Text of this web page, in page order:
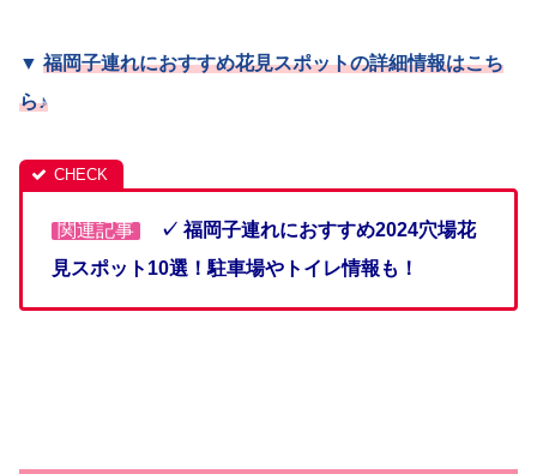
▼ 福岡子連れにおすすめ花見スポットの詳細情報はこち
ら♪
関連記事
✓ 福岡子連れにおすすめ2024穴場花
見スポット10選！駐車場やトイレ情報も！